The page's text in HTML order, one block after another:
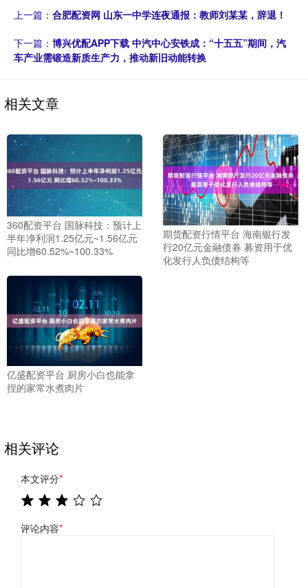
上一篇： 合肥配资网 山东一中学连夜通报：教师刘某某，辞退！
下一篇： 博兴优配APP下载 中汽中心安铁成：“十五五”期间，汽
车产业需锻造新质生产力，推动新旧动能转换
相关文章
360配资平台 国脉科技：预计上
半年净利润1.25亿元~1.56亿元
同比增60.52%~100.33%
期货配资行情平台 海南银行发
行20亿元金融债券 募资用于优
化发行人负债结构等
亿盛配资平台 厨房小白也能拿
捏的家常水煮肉片
相关评论
本文评分*
评论内容*